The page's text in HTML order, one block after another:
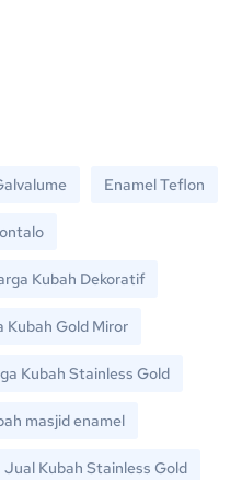
Enamel Teflon
Kubah Dekoratif
Kubah Gold Miror
Kubah Stainless Gold
masjid enamel
Jual Kubah Stainless Gold